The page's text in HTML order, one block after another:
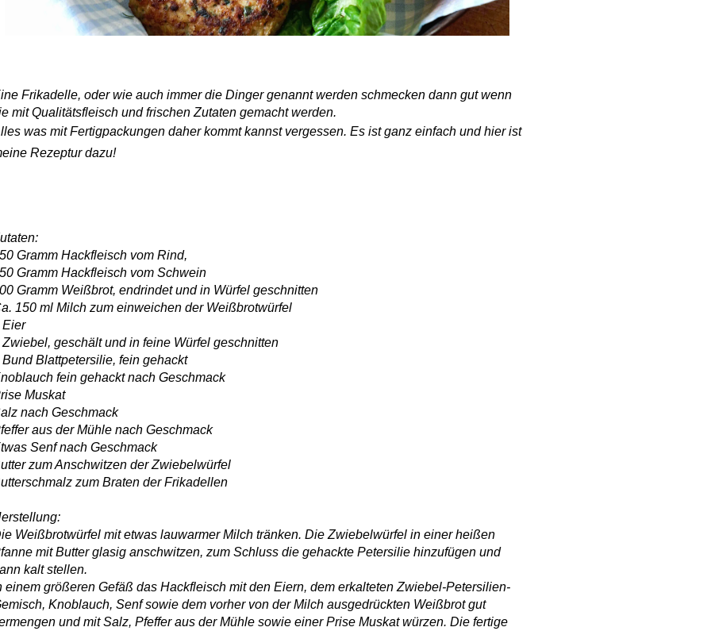
Frikadelle, oder wie auch immer die Dinger genannt werden schmecken dann gut wenn
mit Qualitätsfleisch und frischen Zutaten gemacht werden.
was mit Fertigpackungen daher kommt kannst vergessen. Es ist ganz einfach und hier ist
Rezeptur dazu!
Gramm Hackfleisch vom Rind,
Gramm Hackfleisch vom Schwein
Gramm Weißbrot, endrindet und in Würfel geschnitten
150 ml Milch zum einweichen der Weißbrotwürfel
Eier
Zwiebel, geschält und in feine Würfel geschnitten
Bund Blattpetersilie, fein gehackt
fein gehackt nach Geschmack
Muskat
nach Geschmack
aus der Mühle nach Geschmack
Senf nach Geschmack
zum Anschwitzen der Zwiebelwürfel
zum Braten der Frikadellen
Weißbrotwürfel mit etwas lauwarmer Milch tränken. Die Zwiebelwürfel in einer heißen
mit Butter glasig anschwitzen, zum Schluss die gehackte Petersilie hinzufügen und
kalt stellen.
einem größeren Gefäß das Hackfleisch mit den Eiern, dem erkalteten Zwiebel-Petersilien-
Knoblauch, Senf sowie dem vorher von der Milch ausgedrückten Weißbrot gut
und mit Salz, Pfeffer aus der Mühle sowie einer Prise Muskat würzen. Die fertige